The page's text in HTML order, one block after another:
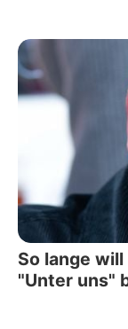
So lange
"Unter uns"